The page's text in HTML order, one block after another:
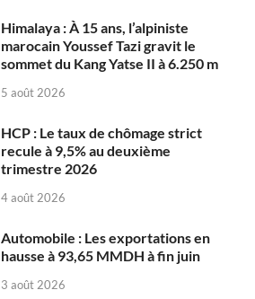
Himalaya : À 15 ans, l’alpiniste
marocain Youssef Tazi gravit le
sommet du Kang Yatse II à 6.250 m
5 août 2026
HCP : Le taux de chômage strict
recule à 9,5% au deuxième
trimestre 2026
4 août 2026
Automobile : Les exportations en
hausse à 93,65 MMDH à fin juin
3 août 2026